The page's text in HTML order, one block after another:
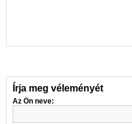
Írja meg véleményét
Az Ön neve: